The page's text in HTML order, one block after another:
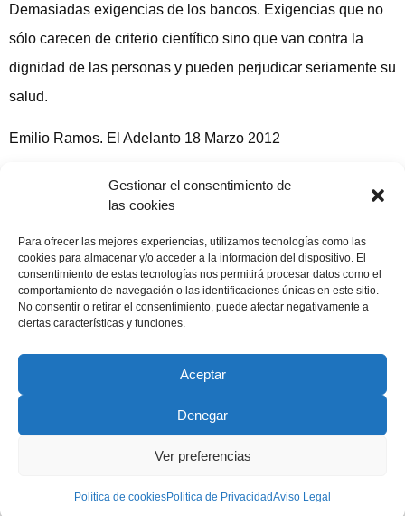
Gestionar el consentimiento de
las cookies
Para ofrecer las mejores experiencias, utilizamos tecnologías como las
cookies para almacenar y/o acceder a la información del dispositivo. El
consentimiento de estas tecnologías nos permitirá procesar datos como el
comportamiento de navegación o las identificaciones únicas en este sitio.
No consentir o retirar el consentimiento, puede afectar negativamente a
ciertas características y funciones.
Aceptar
Denegar
Ver preferencias
Política de cookiesPolitica de PrivacidadAviso Legal
Demasiadas exigencias de los bancos. Exigencias que no
sólo carecen de criterio científico sino que van contra la
dignidad de las personas y pueden perjudicar seriamente su
salud.
Emilio Ramos. El Adelanto 18 Marzo 2012
Compartir publicación
21 marzo, 2012
Copyright © 2022 ADSP Salamanca. Todos los derechos